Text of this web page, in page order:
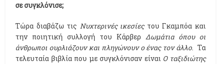
σε συγκλόνισε;
Τώρα διαβάζω τις Νυχτερινές ικεσίεςτου Γκαμπόα και
την ποιητική συλλογή του Κάρβερ Δωμάτια όπου οι
άνθρωποι ουρλιάζουν και πληγώνουν ο ένας τον άλλο. Τα
τελευταία βιβλία που με συγκλόνισαν είναι Ο ταξιδιώτης